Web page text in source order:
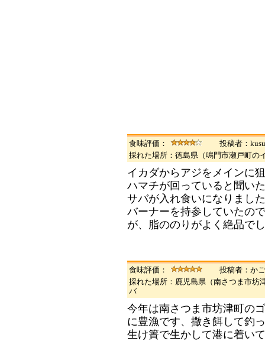
食味評価：
投稿者：kusu
採れた場所：徳島県（鳴門市瀬戸
イカダからアジをメインに
ハマチが回っていると聞い
サバが入れ食いになりまし
バーナーを持参していたの
が、脂ののりがよく絶品で
食味評価：
投稿者：か
採れた場所：鹿児島県（南さつま
バ
今年は南さつま市坊津町の
に豊漁です、撒き餌して釣
生け簀で生かして港に着い